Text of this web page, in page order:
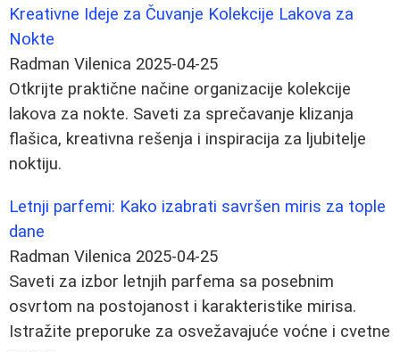
Kreativne Ideje za Čuvanje Kolekcije Lakova za
Nokte
Radman Vilenica 2025-04-25
Otkrijte praktične načine organizacije kolekcije
lakova za nokte. Saveti za sprečavanje klizanja
flašica, kreativna rešenja i inspiracija za ljubitelje
noktiju.
Letnji parfemi: Kako izabrati savršen miris za tople
dane
Radman Vilenica 2025-04-25
Saveti za izbor letnjih parfema sa posebnim
osvrtom na postojanost i karakteristike mirisa.
Istražite preporuke za osvežavajuće voćne i cvetne